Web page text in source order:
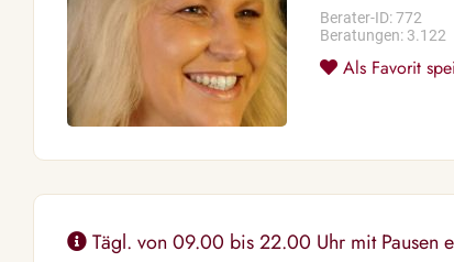
Berater-ID: 772
Beratungen: 3.122
Als Favorit
Tägl. von 09.00 bis 22.00 Uhr mit Pausen